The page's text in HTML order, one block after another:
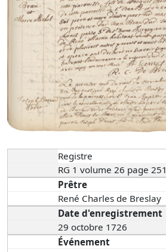
Registre
RG 1 volume 26 page 251
Prêtre
René Charles de Breslay
Date d'enregistrement
29 octobre 1726
Événement